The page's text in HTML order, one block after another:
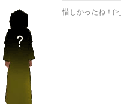
惜しかったね！